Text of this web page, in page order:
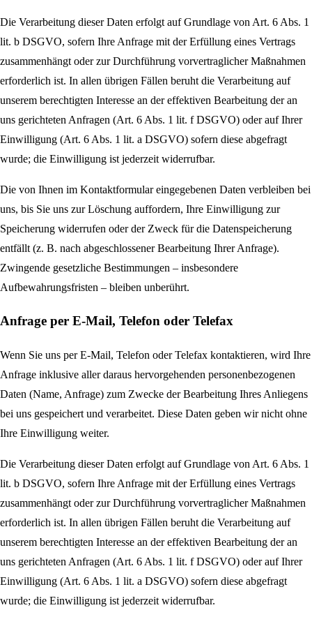
Die Verarbeitung dieser Daten erfolgt auf Grundlage von Art. 6 Abs. 1
lit. b DSGVO, sofern Ihre Anfrage mit der Erfüllung eines Vertrags
zusammenhängt oder zur Durchführung vorvertraglicher Maßnahmen
erforderlich ist. In allen übrigen Fällen beruht die Verarbeitung auf
unserem berechtigten Interesse an der effektiven Bearbeitung der an
uns gerichteten Anfragen (Art. 6 Abs. 1 lit. f DSGVO) oder auf Ihrer
Einwilligung (Art. 6 Abs. 1 lit. a DSGVO) sofern diese abgefragt
wurde; die Einwilligung ist jederzeit widerrufbar.
Die von Ihnen im Kontaktformular eingegebenen Daten verbleiben bei
uns, bis Sie uns zur Löschung auffordern, Ihre Einwilligung zur
Speicherung widerrufen oder der Zweck für die Datenspeicherung
entfällt (z. B. nach abgeschlossener Bearbeitung Ihrer Anfrage).
Zwingende gesetzliche Bestimmungen – insbesondere
Aufbewahrungsfristen – bleiben unberührt.
Anfrage per E-Mail, Telefon oder Telefax
Wenn Sie uns per E-Mail, Telefon oder Telefax kontaktieren, wird Ihre
Anfrage inklusive aller daraus hervorgehenden personenbezogenen
Daten (Name, Anfrage) zum Zwecke der Bearbeitung Ihres Anliegens
bei uns gespeichert und verarbeitet. Diese Daten geben wir nicht ohne
Ihre Einwilligung weiter.
Die Verarbeitung dieser Daten erfolgt auf Grundlage von Art. 6 Abs. 1
lit. b DSGVO, sofern Ihre Anfrage mit der Erfüllung eines Vertrags
zusammenhängt oder zur Durchführung vorvertraglicher Maßnahmen
erforderlich ist. In allen übrigen Fällen beruht die Verarbeitung auf
unserem berechtigten Interesse an der effektiven Bearbeitung der an
uns gerichteten Anfragen (Art. 6 Abs. 1 lit. f DSGVO) oder auf Ihrer
Einwilligung (Art. 6 Abs. 1 lit. a DSGVO) sofern diese abgefragt
wurde; die Einwilligung ist jederzeit widerrufbar.